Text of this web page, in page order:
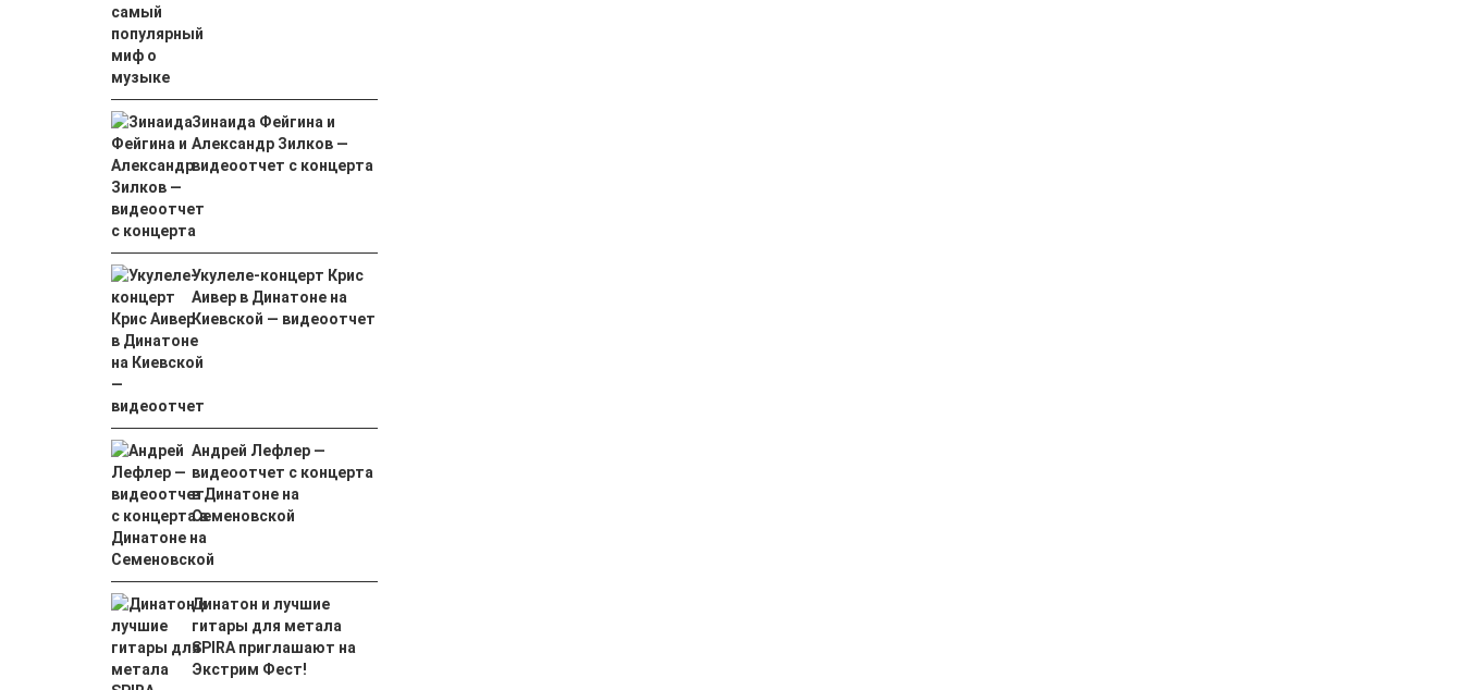
Зинаида Фейгина и
Александр Зилков —
видеоотчет с концерта
Укулеле-концерт Крис
Аивер в Динатоне на
Киевской — видеоотчет
Андрей Лефлер —
видеоотчет с концерта
в Динатоне на
Семеновской
Динатон и лучшие
гитары для метала
SPIRA приглашают на
Экстрим Фест!